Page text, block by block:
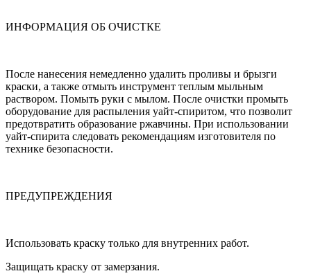
ИНФОРМАЦИЯ ОБ ОЧИСТКЕ
После нанесения немедленно удалить проливы и брызги
краски, а также отмыть инструмент теплым мыльным
раствором. Помыть руки с мылом. После очистки промыть
оборудование для распыления уайт-спиритом, что позволит
предотвратить образование ржавчины. При использовании
уайт-спирита следовать рекомендациям изготовителя по
технике безопасности.
ПРЕДУПРЕЖДЕНИЯ
Использовать краску только для внутренних работ.
Защищать краску от замерзания.